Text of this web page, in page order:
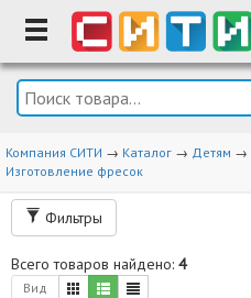
Компания СИТИ → Каталог → Детям →
Изготовление фресок
Фильтры
Всего товаров найдено: 4
Вид